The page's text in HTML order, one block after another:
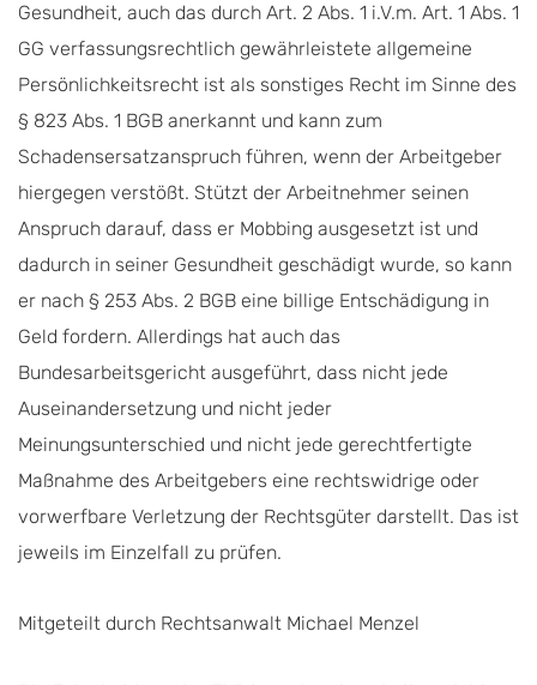
Gesundheit, auch das durch Art. 2 Abs. 1 i.V.m. Art. 1 Abs. 1
GG verfassungsrechtlich gewährleistete allgemeine
Persönlichkeitsrecht ist als sonstiges Recht im Sinne des
§ 823 Abs. 1 BGB anerkannt und kann zum
Schadensersatzanspruch führen, wenn der Arbeitgeber
hiergegen verstößt. Stützt der Arbeitnehmer seinen
Anspruch darauf, dass er Mobbing ausgesetzt ist und
dadurch in seiner Gesundheit geschädigt wurde, so kann
er nach § 253 Abs. 2 BGB eine billige Entschädigung in
Geld fordern. Allerdings hat auch das
Bundesarbeitsgericht ausgeführt, dass nicht jede
Auseinandersetzung und nicht jeder
Meinungsunterschied und nicht jede gerechtfertigte
Maßnahme des Arbeitgebers eine rechtswidrige oder
vorwerfbare Verletzung der Rechtsgüter darstellt. Das ist
jeweils im Einzelfall zu prüfen.
Mitgeteilt durch Rechtsanwalt Michael Menzel